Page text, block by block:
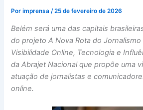
Porimprensa /25 de fevereiro de 2026
Belém será uma das capitais
do projeto A Nova Rota do Jornalismo
Visibilidade Online, Tecnologia e
da Abrajet Nacional que propõe uma
atuação de jornalistas e
online.